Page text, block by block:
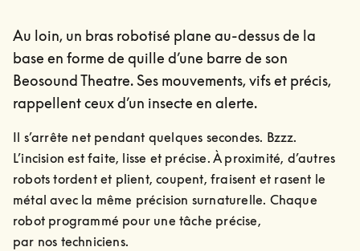
Au loin, un bras robotisé plane au-dessus de la
base en forme de quille d’une barre de son
Beosound Theatre. Ses mouvements, vifs et précis,
rappellent ceux d’un insecte en alerte.
Il s’arrête net pendant quelques secondes. Bzzz.
L’incision est faite, lisse et précise. À proximité, d’autres
robots tordent et plient, coupent, fraisent et rasent le
métal avec la même précision surnaturelle. Chaque
robot programmé pour une tâche précise,
par nos techniciens.